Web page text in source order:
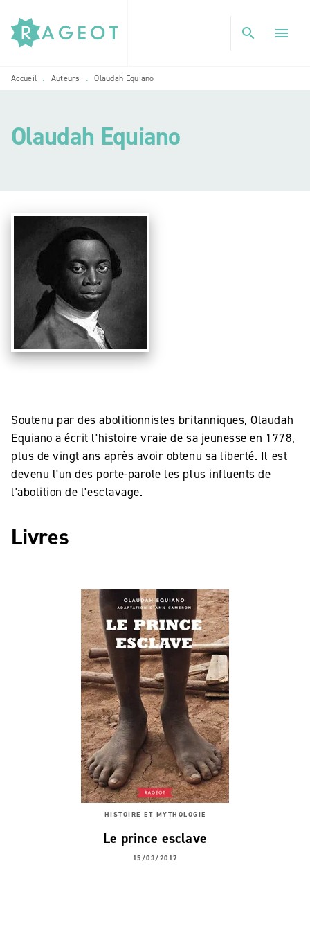
MENU RECHERCHE
PIED DE PAGE
search menu
Accueil • Auteurs • Olaudah Equiano
Olaudah Equiano
Soutenu par des abolitionnistes britanniques, Olaudah
Equiano a écrit l'histoire vraie de sa jeunesse en 1778,
plus de vingt ans après avoir obtenu sa liberté. Il est
devenu l'un des porte-parole les plus influents de
l'abolition de l'esclavage.
Livres
HISTOIRE ET MYTHOLOGIE
Le prince esclave
15/03/2017